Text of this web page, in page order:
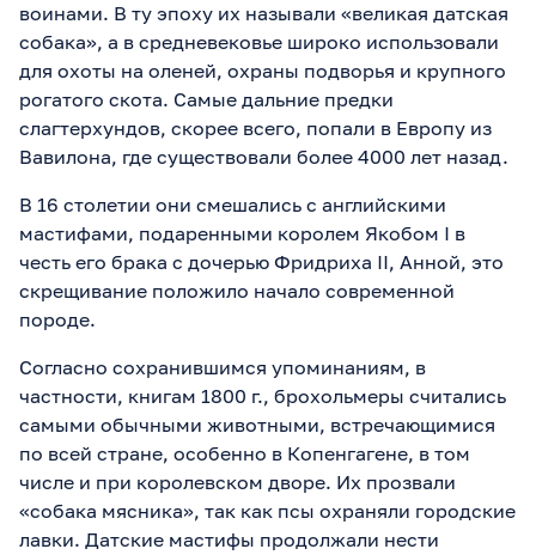
воинами. В ту эпоху их называли «великая датская
собака», а в средневековье широко использовали
для охоты на оленей, охраны подворья и крупного
рогатого скота. Самые дальние предки
слагтерхундов, скорее всего, попали в Европу из
Вавилона, где существовали более 4000 лет назад.
В 16 столетии они смешались с английскими
мастифами, подаренными королем Якобом I в
честь его брака с дочерью Фридриха II, Анной, это
скрещивание положило начало современной
породе.
Согласно сохранившимся упоминаниям, в
частности, книгам 1800 г., брохольмеры считались
самыми обычными животными, встречающимися
по всей стране, особенно в Копенгагене, в том
числе и при королевском дворе. Их прозвали
«собака мясника», так как псы охраняли городские
лавки. Датские мастифы продолжали нести